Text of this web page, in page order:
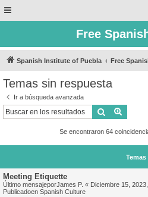
Free
Spanish Institute of Puebla Free
Temas sin respuesta
Ir a búsqueda avanzada
Buscar
Se encontraron 64
Temas
Meeting Etiquette
Último mensajeporJames P. « Diciembre 15,
Publicadoen Spanish Culture